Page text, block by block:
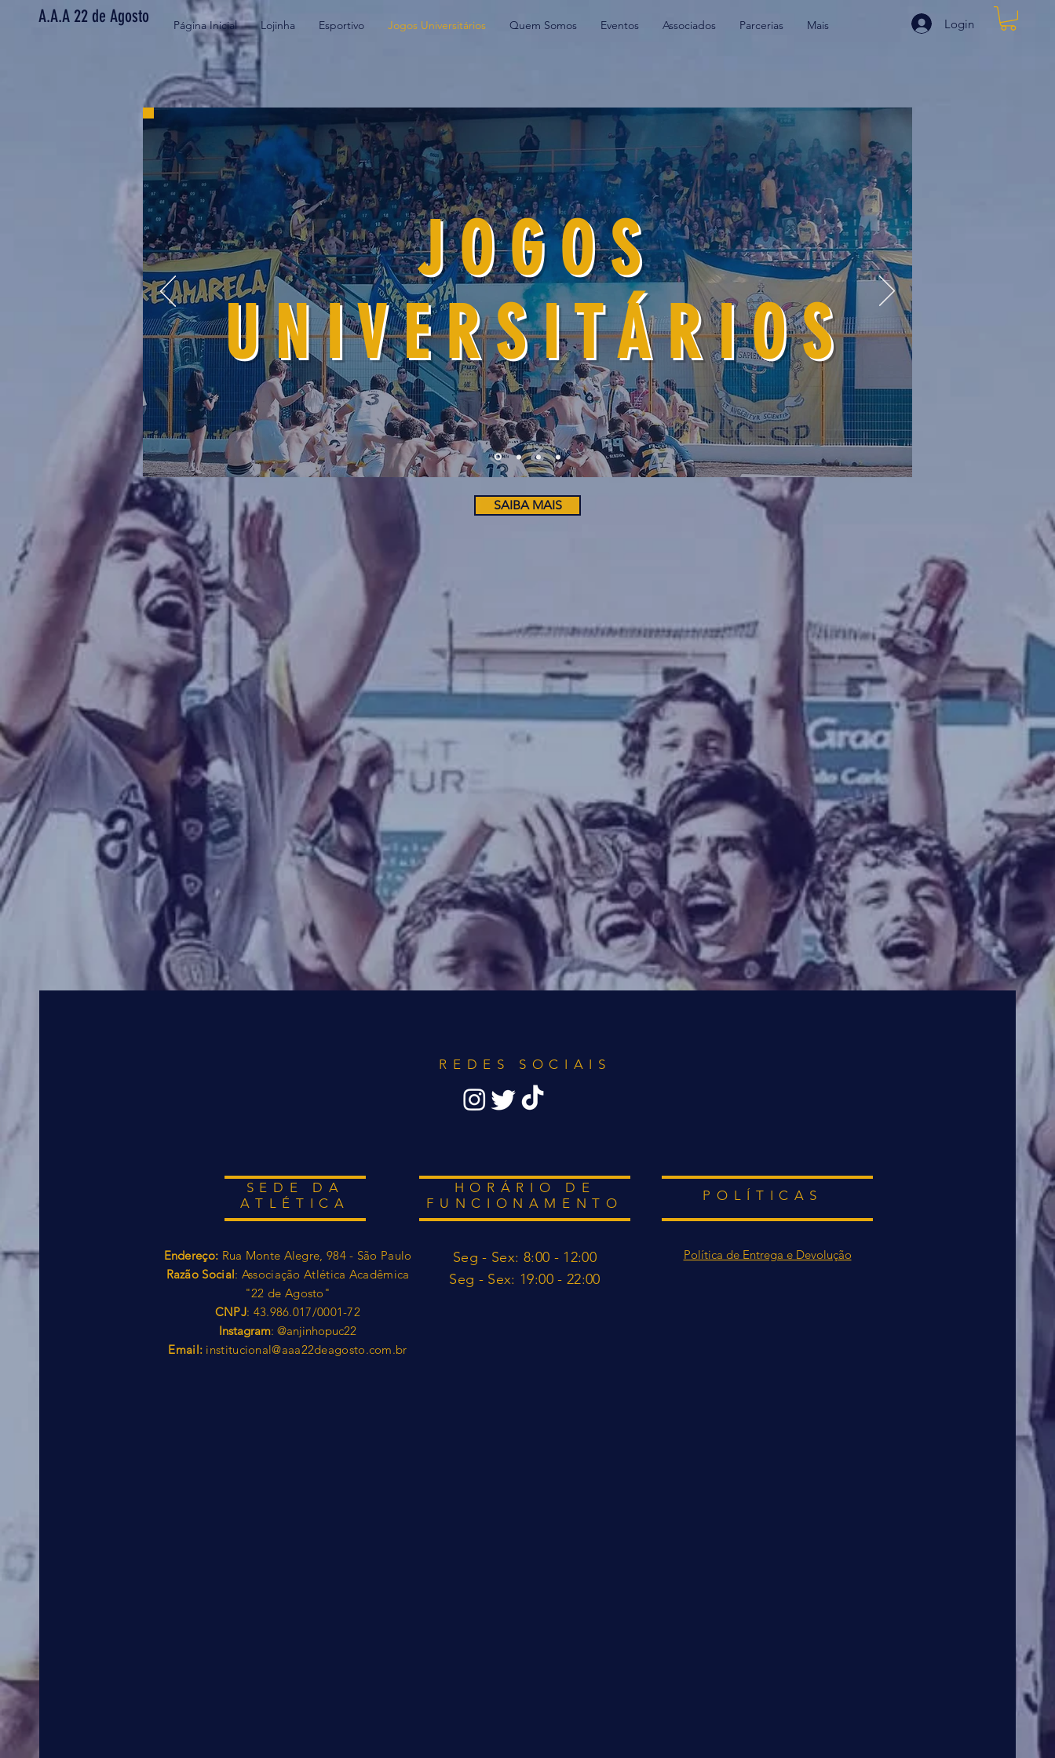
A.A.A 22 de Agosto Página Inicial Lojinha Esportivo Jogos Universitários Quem Somos Eventos Associados Parcerias Mais Login
J O G O S
U N I V E R S I T Á R I O S
SAIBA MAIS
REDES SOCIAIS
SEDE DA
ATLÉTICA
Endereço: Rua Monte Alegre, 984 - São Paulo
Razão Social: Associação Atlética Acadêmica
"22 de Agosto"
CNPJ: 43.986.017/0001-72
Instagram: @anjinhopuc22
Email: institucional@aaa22deagosto.com.br
HORÁRIO DE
FUNCIONAMENTO
Seg - Sex: 8:00 - 12:00
​​Seg - Sex: 19:00 - 22:00
POLÍTICAS
Política de Entrega e Devolução